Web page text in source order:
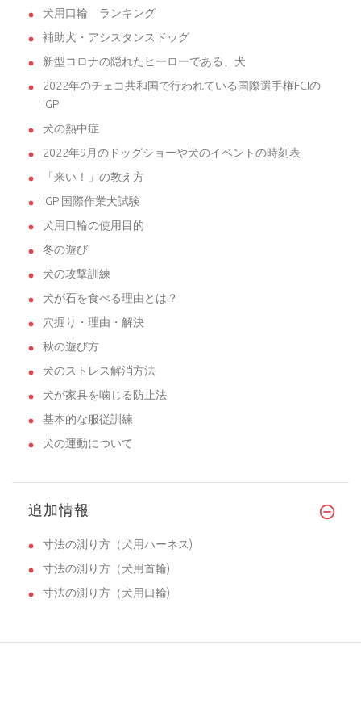
犬用口輪 ランキング
補助犬・アシスタンスドッグ
新型コロナの隠れたヒーローである、犬
2022年のチェコ共和国で行われている国際選手権FCIの
IGP
犬の熱中症
2022年9月のドッグショーや犬のイベントの時刻表
「来い！」の教え方
IGP 国際作業犬試験
犬用口輪の使用目的
冬の遊び
犬の攻撃訓練
犬が石を食べる理由とは？
穴掘り・理由・解決
秋の遊び方
犬のストレス解消方法
犬が家具を噛じる防止法
基本的な服従訓練
犬の運動について
追加情報
寸法の測り方（犬用ハーネス)
寸法の測り方（犬用首輪)
寸法の測り方（犬用口輪)